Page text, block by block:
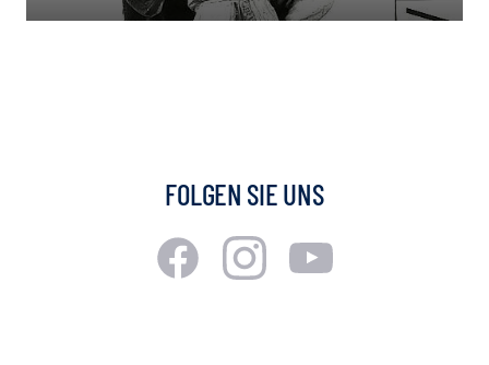
FOLGEN SIE UNS